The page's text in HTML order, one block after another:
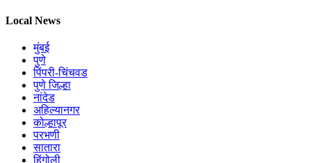
Local News
मुंबई
पुणे
पिंपरी-चिंचवड
पुणे जिल्हा
नांदेड
अहिल्यानगर
कोल्हापूर
परभणी
सातारा
हिंगोली